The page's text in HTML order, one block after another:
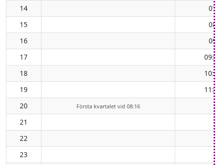
14
15
16
17
18
19
20 Första kvartalet vid 08:16
21
22
23